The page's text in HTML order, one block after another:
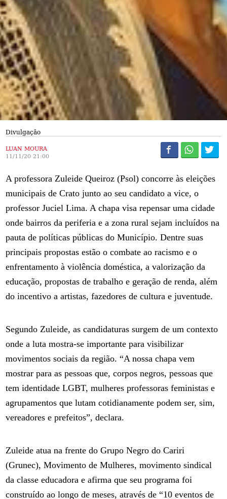
Divulgação
LUAN MOURA
11/11/20 21:00
A professora Zuleide Queiroz (Psol) concorre às eleições
municipais de Crato junto ao seu candidato a vice, o
professor Juciel Lima. A chapa visa repensar uma cidade
onde bairros da periferia e a zona rural sejam incluídos na
pauta de políticas públicas do Município. Dentre suas
principais propostas estão o combate ao racismo e o
enfrentamento à violência doméstica, a valorização da
educação, propostas de trabalho e geração de renda, além
do incentivo a artistas, fazedores de cultura e juventude.
Segundo Zuleide, as candidaturas surgem de um contexto
onde a luta mostra-se importante para visibilizar
movimentos sociais da região. “A nossa chapa vem
mostrar para as pessoas que, corpos negros, pessoas que
tem identidade LGBT, mulheres professoras feministas e
agrupamentos que lutam cotidianamente podem ser, sim,
vereadores e prefeitos”, declara.
Zuleide atua na frente do Grupo Negro do Cariri
(Grunec), Movimento de Mulheres, movimento sindical
da classe educadora e afirma que seu programa foi
construído ao longo de meses, através de “10 eventos de